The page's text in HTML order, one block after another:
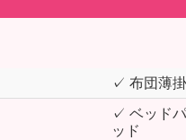
✓ 布団薄
✓ ベッド
ッド